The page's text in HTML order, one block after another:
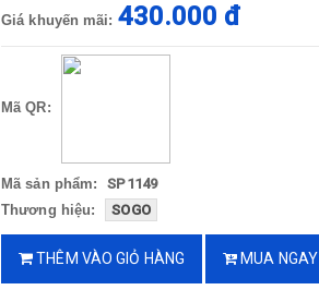
Giá khuyến mãi: 430.000 đ
Mã QR:
Mã sản phẩm:
SP1149
Thương hiệu:
SOGO
THÊM VÀO GIỎ HÀNG MUA NGAY